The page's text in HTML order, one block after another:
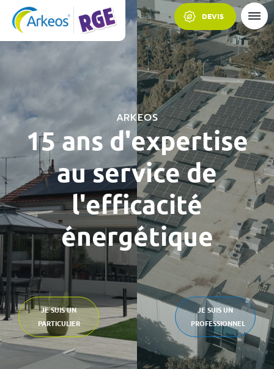
DEVIS
ARKEOS
15 ans d'expertise
au service de
l'efficacité
énergétique
JE SUIS UN
PARTICULIER
JE SUIS UN
PROFESSIONNEL